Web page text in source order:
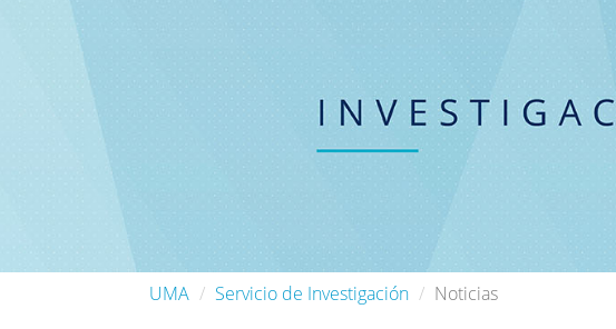
UMA Servicio de Investigación Noticias